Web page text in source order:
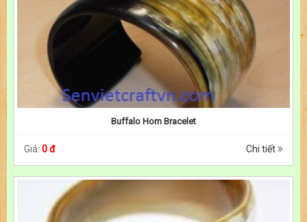
Buffalo Horn Bracelet
Giá: 0 đ Chi tiết